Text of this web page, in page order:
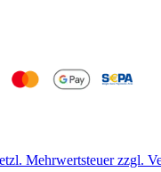
Mehrwertsteuer zzgl.